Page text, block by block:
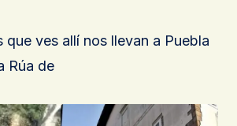
que ves allí nos llevan a Puebla
Rúa de